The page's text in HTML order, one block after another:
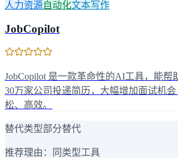
人力资源自动化文本写作
JobCopilot
JobCopilot 是一款革命性的AI工具，能帮
30万家公司投递简历，大幅增加面试机
松、高效。
替代类型部分替代
推荐理由： 同类型工具